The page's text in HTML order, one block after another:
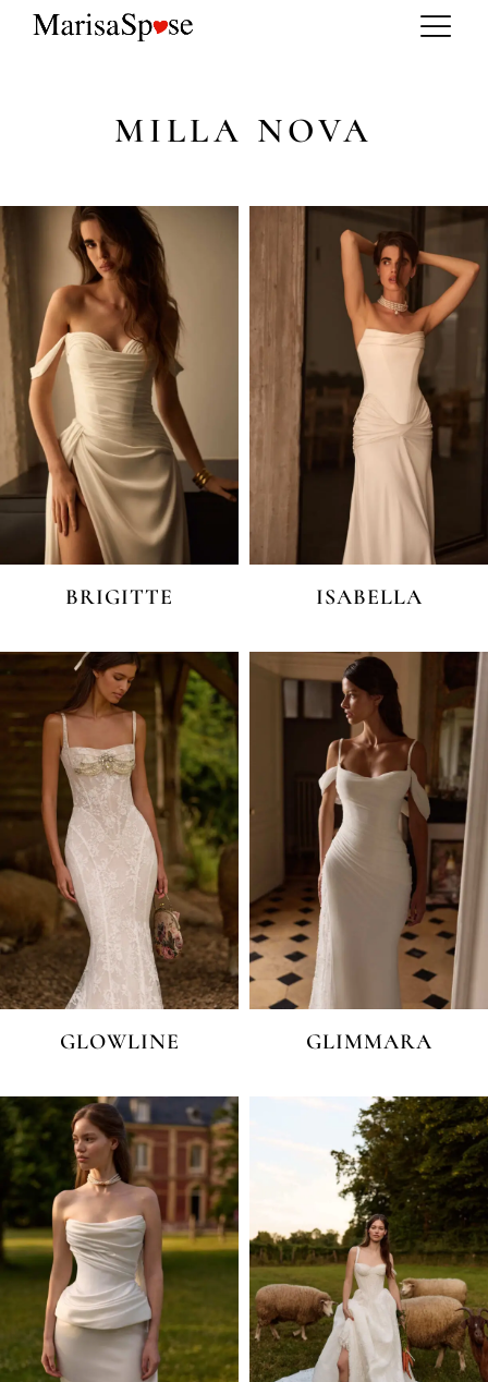
MILLA NOVA
BRIGITTE ISABELLA
GLOWLINE GLIMMARA